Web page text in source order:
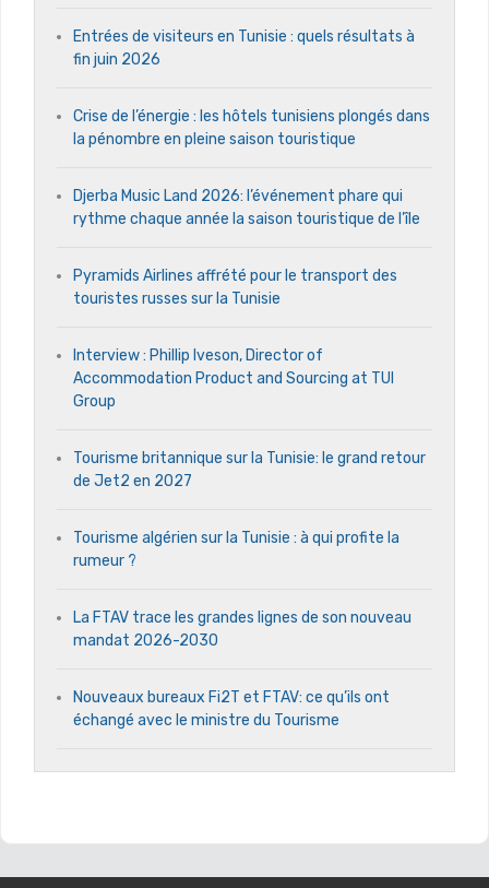
Entrées de visiteurs en Tunisie : quels résultats à
fin juin 2026
Crise de l’énergie : les hôtels tunisiens plongés dans
la pénombre en pleine saison touristique
Djerba Music Land 2026: l’événement phare qui
rythme chaque année la saison touristique de l’île
Pyramids Airlines affrété pour le transport des
touristes russes sur la Tunisie
Interview : Phillip Iveson, Director of
Accommodation Product and Sourcing at TUI
Group
Tourisme britannique sur la Tunisie: le grand retour
de Jet2 en 2027
Tourisme algérien sur la Tunisie : à qui profite la
rumeur ?
La FTAV trace les grandes lignes de son nouveau
mandat 2026-2030
Nouveaux bureaux Fi2T et FTAV: ce qu’ils ont
échangé avec le ministre du Tourisme